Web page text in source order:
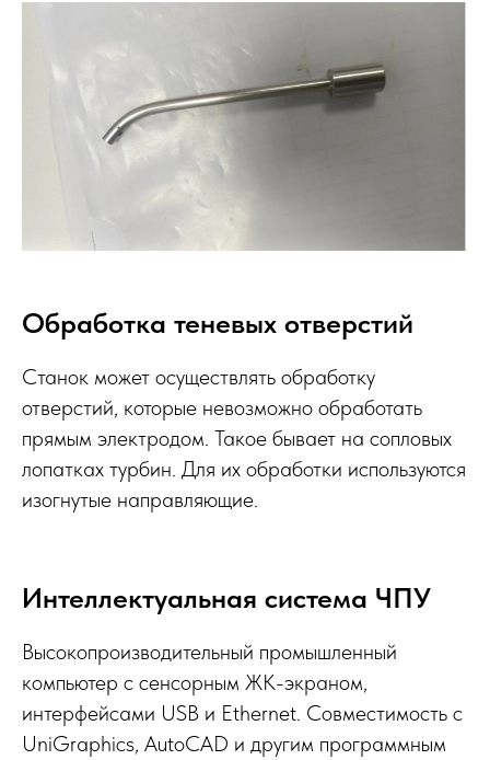
Обработка теневых отверстий
Станок может осуществлять обработку
отверстий, которые невозможно обработать
прямым электродом. Такое бывает на сопловых
лопатках турбин. Для их обработки используются
изогнутые направляющие.
Интеллектуальная система ЧПУ
Высокопроизводительный промышленный
компьютер с сенсорным ЖК-экраном,
интерфейсами USB и Ethernet. Совместимость с
UniGraphics, AutoCAD и другим программным